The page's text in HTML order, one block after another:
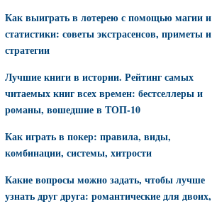
Как выиграть в лотерею с помощью магии и
статистики: советы экстрасенсов, приметы и
стратегии
Лучшие книги в истории. Рейтинг самых
читаемых книг всех времен: бестселлеры и
романы, вошедшие в ТОП-10
Как играть в покер: правила, виды,
комбинации, системы, хитрости
Какие вопросы можно задать, чтобы лучше
узнать друг друга: романтические для двоих,